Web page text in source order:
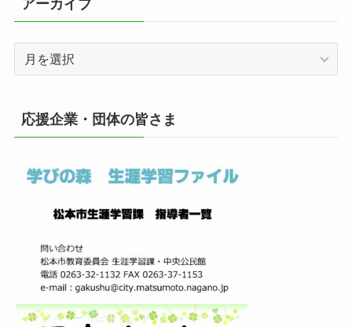
アーカイブ
イ
ブ
応援企業・団体の皆さま